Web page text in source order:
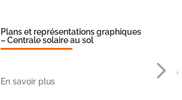
Plans et représentations graphiques
– Centrale solaire au sol
En savoir plus
›